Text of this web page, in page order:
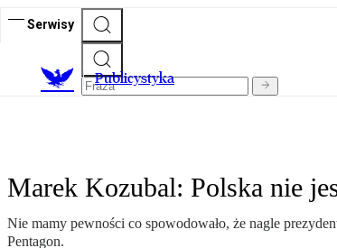
Serwisy
Publicystyka
Marek Kozubal: Polska nie
Nie mamy pewności co spowodowało, że nagle
Pentagon.